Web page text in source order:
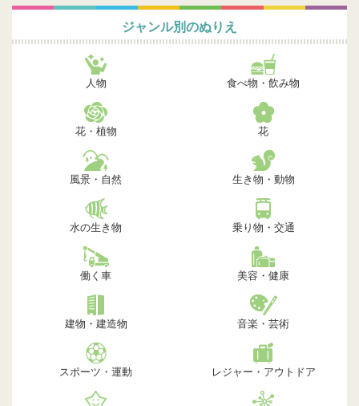
ジャンル別のぬりえ
人物 食べ物・飲み物
花・植物 花
風景・自然 生き物・動物
水の生き物 乗り物・交通
働く車 美容・健康
建物・建造物 音楽・芸術
スポーツ・運動 レジャー・アウトドア